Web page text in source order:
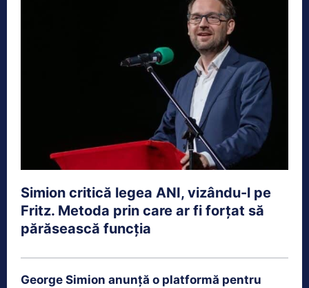
Simion critică legea ANI, vizându-l pe
Fritz. Metoda prin care ar fi forțat să
părăsească funcția
George Simion anunță o platformă pentru